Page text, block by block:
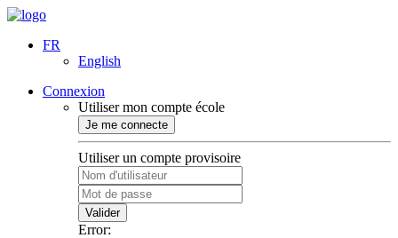
FR
English
Connexion
Utiliser mon compte école
Je me connecte
Utiliser un compte provisoire
Valider
Error: